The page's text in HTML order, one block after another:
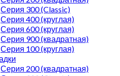
Серия 300 (Classic)
Серия 400 (круглая)
Серия 600 (круглая)
Серия 900 (квадратная)
Серия 100 (круглая)
Серия 200 (квадратная)